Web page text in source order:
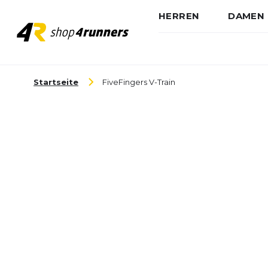
HERREN DAMEN
Startseite FiveFingers V-Train